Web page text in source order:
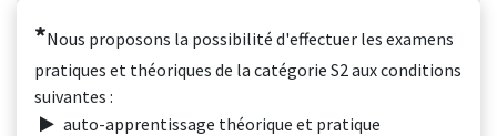
*Nous proposons la possibilité d'effectuer les examens
pratiques et théoriques de la catégorie S2 aux conditions
suivantes :
auto-apprentissage théorique et pratique